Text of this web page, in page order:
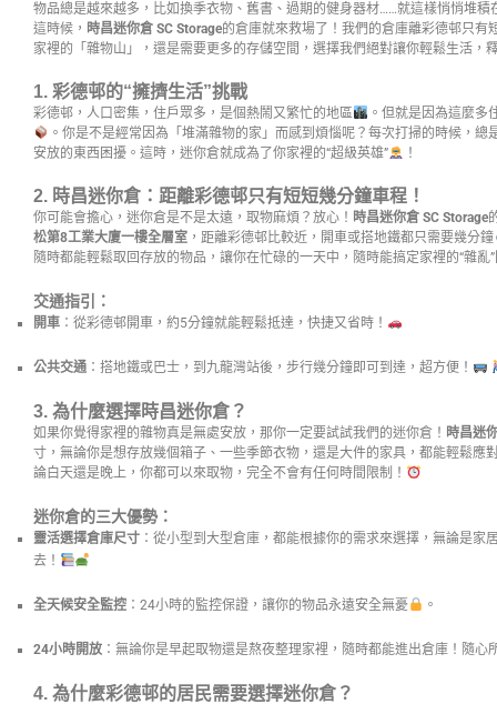
物品總是越來越多，比如換季衣物、舊書、過期的健身器材……就這樣悄悄堆積
這時候， 時昌迷你倉 SC Storage的倉庫就來救場了！我們的倉庫離彩德邨只有
家裡的「雜物山」，還是需要更多的存儲空間，選擇我們絕對讓你輕鬆生活，
1. 彩德邨的“擁擠生活”挑戰
彩德邨，人口密集，住戶眾多，是個熱鬧又繁忙的地區
。但就是因為這麼多
。你是不是經常因為「堆滿雜物的家」而感到煩惱呢？每次打掃的時候，總
安放的東西困擾。這時，迷你倉就成為了你家裡的“超級英雄”
！
2. 時昌迷你倉：距離彩德邨只有短短幾分鐘車程！
你可能會擔心，迷你倉是不是太遠，取物麻煩？放心！ 時昌迷你倉 SC Storage
松第8工業大廈一樓全層室 ，距離彩德邨比較近，開車或搭地鐵都只需要幾分鐘
隨時都能輕鬆取回存放的物品，讓你在忙碌的一天中，隨時能搞定家裡的“雜亂
交通指引：
開車 ：從彩德邨開車，約5分鐘就能輕鬆抵達，快捷又省時！
公共交通 ：搭地鐵或巴士，到九龍灣站後，步行幾分鐘即可到達，超方便！
3. 為什麼選擇時昌迷你倉？
如果你覺得家裡的雜物真是無處安放，那你一定要試試我們的迷你倉！ 時昌迷
寸，無論你是想存放幾個箱子、一些季節衣物，還是大件的家具，都能輕鬆應
論白天還是晚上，你都可以來取物，完全不會有任何時間限制！
迷你倉的三大優勢：
靈活選擇倉庫尺寸 ：從小型到大型倉庫，都能根據你的需求來選擇，無論是家
去！
全天候安全監控 ：24小時的監控保證，讓你的物品永遠安全無憂 。
24小時開放 ：無論你是早起取物還是熬夜整理家裡，隨時都能進出倉庫！隨心
4. 為什麼彩德邨的居民需要選擇迷你倉？